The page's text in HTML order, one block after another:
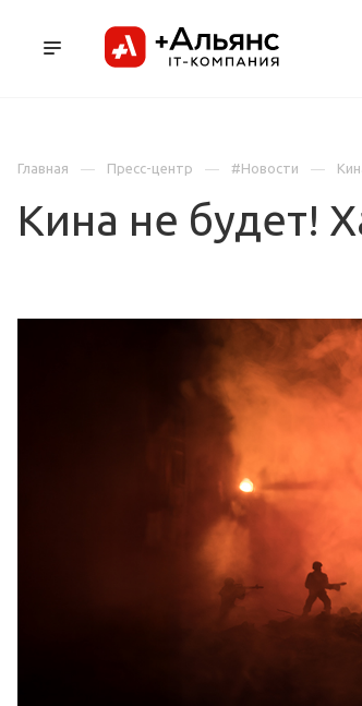
Главная
Пресс-центр #Новости
Кина не будет!